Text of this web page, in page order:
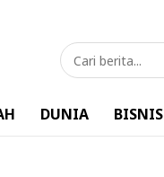
DUNIA BISNIS